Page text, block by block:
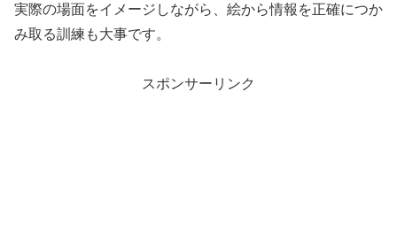
実際の場面をイメージしながら、絵から情報を正確につか
み取る訓練も大事です。
スポンサーリンク